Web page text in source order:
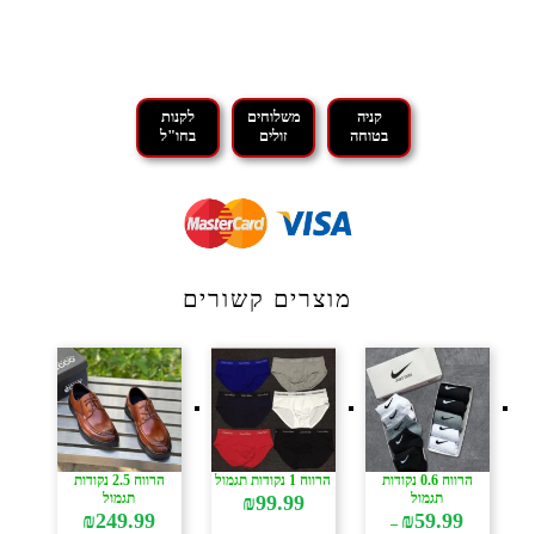
קניה
בטוחה
משלוחים
זולים
לקנות
בחו"ל
מוצרים קשורים
הרווח 0.6 נקודות
תגמול
₪59.99
–
הרווח 1 נקודות תגמול
₪99.99
הרווח 2.5 נקודות
תגמול
₪249.99